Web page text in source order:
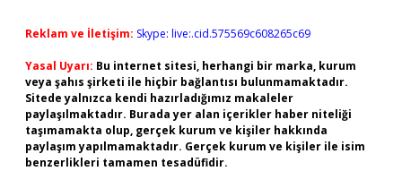
Reklam ve İletişim: Skype: live:.cid.575569c608265c69
Yasal Uyarı: Bu internet sitesi, herhangi bir marka, kurum
veya şahıs şirketi ile hiçbir bağlantısı bulunmamaktadır.
Sitede yalnızca kendi hazırladığımız makaleler
paylaşılmaktadır. Burada yer alan içerikler haber niteliği
taşımamakta olup, gerçek kurum ve kişiler hakkında
paylaşım yapılmamaktadır. Gerçek kurum ve kişiler ile isim
benzerlikleri tamamen tesadüfidir.